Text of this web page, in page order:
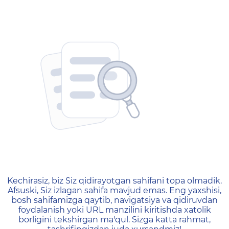
404 — Страница не
Kechirasiz, biz Siz qidirayotgan sahifani topa olmadik.
Afsuski, Siz izlagan sahifa mavjud emas. Eng yaxshisi,
bosh sahifamizga qaytib, navigatsiya va qidiruvdan
foydalanish yoki URL manzilini kiritishda xatolik
borligini tekshirgan ma'qul. Sizga katta rahmat,